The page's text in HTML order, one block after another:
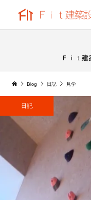
Ｆｉｔ
Blog 日記 見学
日記